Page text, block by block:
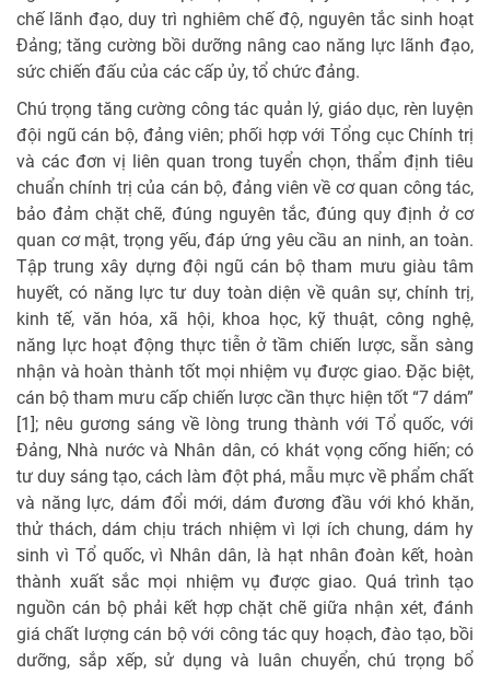
chế lãnh đạo, duy trì nghiêm chế độ, nguyên tắc sinh hoạt
Đảng; tăng cường bồi dưỡng nâng cao năng lực lãnh đạo,
sức chiến đấu của các cấp ủy, tổ chức đảng.
Chú trọng tăng cường công tác quản lý, giáo dục, rèn luyện
đội ngũ cán bộ, đảng viên; phối hợp với Tổng cục Chính trị
và các đơn vị liên quan trong tuyển chọn, thẩm định tiêu
chuẩn chính trị của cán bộ, đảng viên về cơ quan công tác,
bảo đảm chặt chẽ, đúng nguyên tắc, đúng quy định ở cơ
quan cơ mật, trọng yếu, đáp ứng yêu cầu an ninh, an toàn.
Tập trung xây dựng đội ngũ cán bộ tham mưu giàu tâm
huyết, có năng lực tư duy toàn diện về quân sự, chính trị,
kinh tế, văn hóa, xã hội, khoa học, kỹ thuật, công nghệ,
năng lực hoạt động thực tiễn ở tầm chiến lược, sẵn sàng
nhận và hoàn thành tốt mọi nhiệm vụ được giao. Đặc biệt,
cán bộ tham mưu cấp chiến lược cần thực hiện tốt “7 dám”
[1]; nêu gương sáng về lòng trung thành với Tổ quốc, với
Đảng, Nhà nước và Nhân dân, có khát vọng cống hiến; có
tư duy sáng tạo, cách làm đột phá, mẫu mực về phẩm chất
và năng lực, dám đổi mới, dám đương đầu với khó khăn,
thử thách, dám chịu trách nhiệm vì lợi ích chung, dám hy
sinh vì Tổ quốc, vì Nhân dân, là hạt nhân đoàn kết, hoàn
thành xuất sắc mọi nhiệm vụ được giao. Quá trình tạo
nguồn cán bộ phải kết hợp chặt chẽ giữa nhận xét, đánh
giá chất lượng cán bộ với công tác quy hoạch, đào tạo, bồi
dưỡng, sắp xếp, sử dụng và luân chuyển, chú trọng bổ